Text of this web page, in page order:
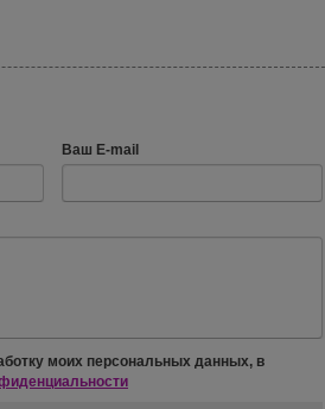
Ваш E-mail
моих персональных данных, в